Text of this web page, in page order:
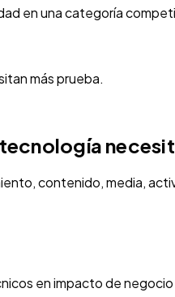
en una categoría
más prueba.
contenido, media,
en impacto de negocio